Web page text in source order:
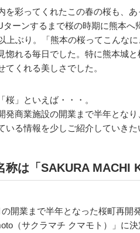
を彩ってくれたこの春の桜も、
ターンするまで桜の時期に熊本
上ぶり。「熊本の桜ってこんな
惚れる毎日でした。特に熊本城
てくれる美しさでした。
桜」といえば・・・。
発商業施設の開業まで半年とな
いる情報を少しご紹介していきた
称は「SAKURA MACHI
開業まで半年となった桜町再開
（サクラマチ クマモト）」に